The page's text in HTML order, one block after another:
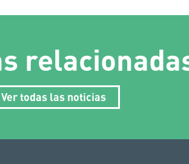
Ver todas las noticias